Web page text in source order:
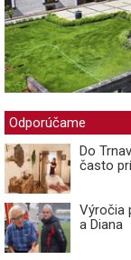
Odporúčame
Do
často
Výročia
a Diana